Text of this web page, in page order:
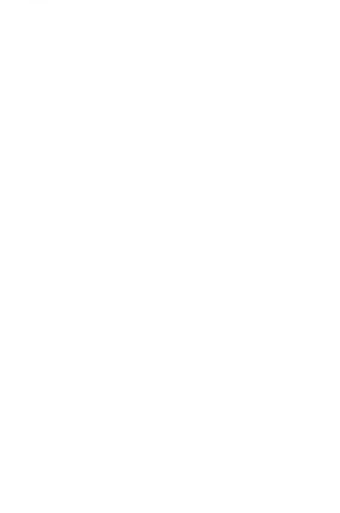
nisam znao tačno kakvu",